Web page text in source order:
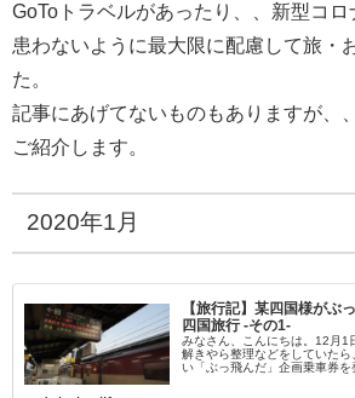
GoToトラベルがあったり、、新型コ
患わないように最大限に配慮して旅・
た。
記事にあげてないものもありますが、
ご紹介します。
2020年1月
【旅行記】某四国様がぶ
四国旅行 -その1-
みなさん、こんにちは。12月1
解きやら整理などをしていた
い「ぶっ飛んだ」企画乗車券を